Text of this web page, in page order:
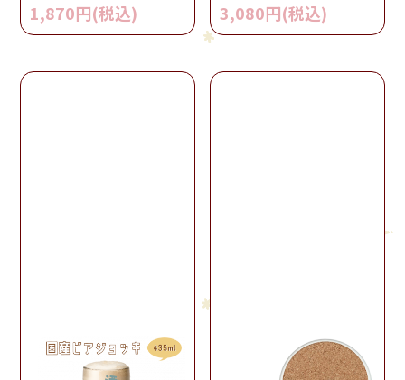
1,870円(税込) 3,080円(税込)